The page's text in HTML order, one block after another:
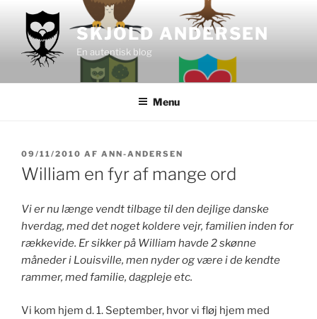
indhold
SKJOLD ANDERSEN
En autentisk blog
Menu
UDGIVET
DEN
09/11/2010 AF ANN-ANDERSEN
William en fyr af mange ord
Vi er nu længe vendt tilbage til den dejlige danske
hverdag, med det noget koldere vejr, familien inden for
rækkevide. Er sikker på William havde 2 skønne
måneder i Louisville, men nyder og være i de kendte
rammer, med familie, dagpleje etc.
Vi kom hjem d. 1. September, hvor vi fløj hjem med